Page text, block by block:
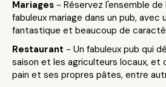
Mariages - Réservez l'ensemble de
fabuleux mariage dans un pub, avec
fantastique et beaucoup de
Restaurant - Un fabuleux pub qui
saison et les agriculteurs locaux, et
pain et ses propres pâtes, entre